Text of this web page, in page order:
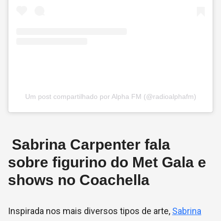
Um post compartilhado por Alpha FM (@radioalphafm)
Sabrina Carpenter fala
sobre figurino do Met Gala e
shows no Coachella
Inspirada nos mais diversos tipos de arte, Sabrina